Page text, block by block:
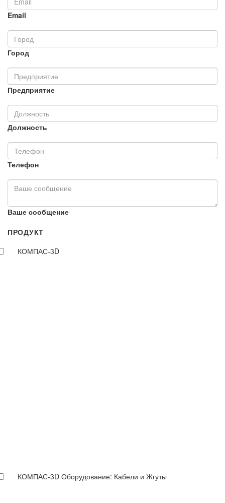
Email
Город
Предприятие
Должность
Телефон
Ваше сообщение
ПРОДУКТ
КОМПАС-3D
КОМПАС-3D Оборудование: Кабели и Жгуты